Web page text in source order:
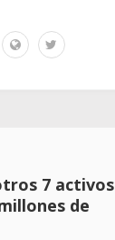
7 activos
de